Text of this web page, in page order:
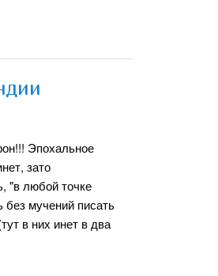
Эпохальное
зато
"в любой точке
мучений писать
в них инет в два